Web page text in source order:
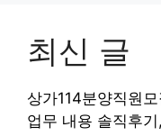
최신 글
상가114분양직원
업무 내용 솔직후